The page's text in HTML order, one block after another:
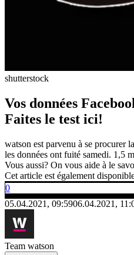
shutterstock
Vos données
Faites le test ici!
watson est parvenu à se procurer
les données ont fuité samedi. 1,5
Vous aussi? On vous aide à le
Cet article est également
0
05.04.2021, 09:5906.04.2021,
Team watson